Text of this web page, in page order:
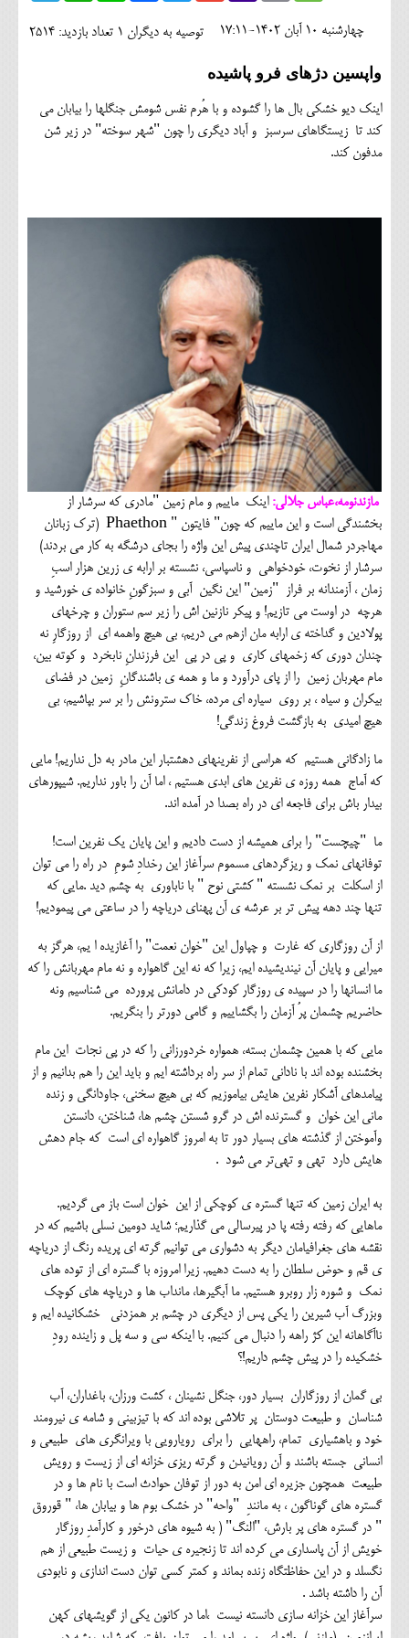
حقوقی
تعداد بازدید: 2514 توصیه به دیگران 1 چهارشنبه 10 آبان 1402-17:11
واپسین دژهای فرو پاشیده
اینک دیو خشکی بال ها را گشوده و با هُرم نفس شومش جنگلها را بیابان می
کند تا زیستگاهای سرسبز و آباد دیگری را چون "شهر سوخته" در زیر شن
مدفون کند.
مازندنومه،عباس جلالی: اینک ماییم و مام زمین "مادری که سرشار از
بخشندگی است و این ماییم که چون" فایتون " Phaethon (ترک زبانان
مهاجردر شمال ایران تاچندی پیش این واژه را بجای درشگه به کار می بردند)
سرشار از نخوت، خودخواهی و ناسپاسی، نشسته بر ارابه ی زرین هزار اسبِ
زمان ، آزمندانه بر فراز "زمین" این نگین آبی و سبزگونِ خانواده ی خورشید و
هرچه در اوست می تازیم! و پیکر نازنین اش را زیر سم ستوران و چرخهای
پولادین و گداخته ی ارابه مان ازهم می دریم، بی هیچ واهمه ای از روزگارِ نه
چندان دوری که زخمهای کاری و پی در پی این فرزندانِ نابخرد و کوته بین،
مام مهربان زمین را از پای درآورد و ما و همه ی باشندگانِ زمین در فضای
بیکران و سیاه ، بر روی سیاره ای مرده، خاک سترونش را بر سر بپاشیم، بی
هیچ امیدی به بازگشت فروغ زندگی!
ما زادگانی هستیم که هراسی از نفرینهای دهشتبار این مادر به دل نداریم! مایی
که آماج همه روزه ی نفرین های ابدی هستیم ، اما آن را باور نداریم. شیپورهای
بیدار باش برای فاجعه ای در راه بصدا در آمده اند.
ما "چیچست" را برای همیشه از دست دادیم و این پایان یک نفرین است!
توفانهای نمک و ریزگردهای مسموم سرآغاز این رخدادِ شومِ در راه را می توان
از اسکلت بر نمک نشسته " کشتی نوح " با ناباوری به چشم دید .مایی که
تنها چند دهه پیش تر بر عرشه ی آن پهنای دریاچه را در ساعتی می پیمودیم!
از آن روزگاری که غارت و چپاول این "خوان نعمت" را آغازیده ا یم، هرگز به
میرایی و پایان آن نیندیشیده ایم، زیرا که نه این گاهواره و نه مام مهربانش را که
ما انسانها را در سپیده ی روزگار کودکی در دامانش پرورده می شناسیم ونه
حاضریم چشمان پرُ آزمان را بگشاییم و گامی دورتر را بنگریم.
مایی که با همین چشمان بسته، همواره خردورزانی را که در پی نجات این مام
بخشنده بوده اند با نادانی تمام از سر راه برداشته ایم و باید این را هم بدانیم و از
پیامدهای آشکار نفرین هایش بیاموزیم که بی هیچ سخنی، جاودانگی و زنده
مانی این خوان و گسترنده اش در گرو شستن چشم ها، شناختن، دانستن
وآموختن از گذشته های بسیار دور تا به امروز گاهواره ای است که جام دهش
هایش دارد تهی و تهی‌تر می شود .
به ایران زمین که تنها گستره ی کوچکی از این خوان است باز می گردیم.
ماهایی که رفته رفته پا در پیرسالی می گذاریم؛ شاید دومین نسلی باشیم که در
نقشه های جغرافیامان دیگر به دشواری می توانیم گرته ای پریده رنگ از دریاچه
ی قم و حوض سلطان را به دست دهیم. زیرا امروزه با گستره ای از توده های
نمک و شوره زار روبرو هستیم. ما آبگیرها، مانداب ها و دریاچه های کوچک
وبزرگ آب شیرین را یکی پس از دیگری در چشم بر همزدنی خشکانیده ایم و
ناآگاهانه این کژ راهه را دنبال می کنیم. با اینکه سی و سه پل و زاینده رودِ
خشکیده را در پیش چشم داریم!؟
بی گمان از روزگاران بسیار دور، جنگل نشینان ، کشت ورزان، باغداران، آب
شناسان و طبیعت دوستان پر تلاشی بوده اند که با تیزبینی و شامه ی نیرومند
خود و باهشیاری تمام، راههایی را برای رویارویی با ویرانگری های طبیعی و
انسانی جسته باشند و آن رویانیدن و گرته ریزی خزانه ای از زیست و رویش
طبیعت همچون جزیره ای امن به دور از توفان حوادث است با نام ها و در
گستره های گوناگون ، به مانندِ "واحه" در خشک بوم ها و بیابان ها، " قوروق
" در گستره های پر بارش، "النگ" ( به شیوه های درخور و کارآمدِ روزگار
خویش از آن پاسداری می کرده اند تا زنجیره ی حیات و زیست طبیعی از هم
نگسلد و در این حفاظتگاه زنده بماند و کمتر کسی توان دست اندازی و نابودی
آن را داشته باشد .
سرآغاز این خزانه سازی دانسته نیست ،اما در کانون یکی از گویشهای کهن